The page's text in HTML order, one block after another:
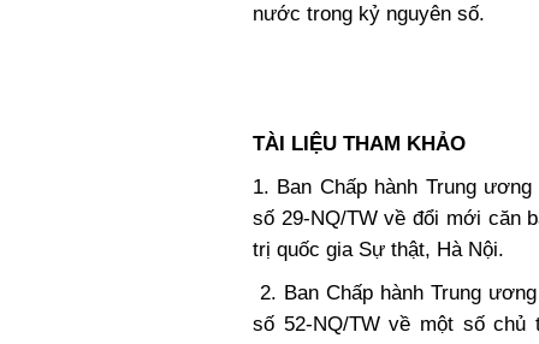
nước trong kỷ nguyên số.
TÀI LIỆU THAM KHẢO
1. Ban Chấp hành Trung
số 29-NQ/TW về đổi mới căn
trị quốc gia Sự thật, Hà Nội.
2. Ban Chấp hành Trung
số 52-NQ/TW về một số chủ